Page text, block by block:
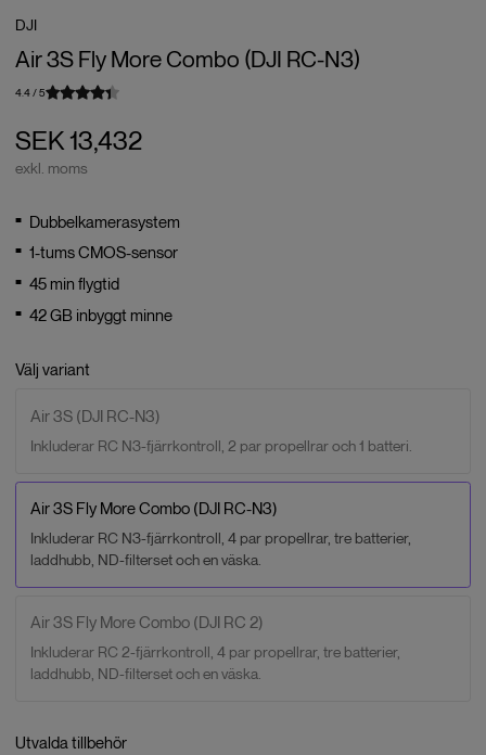
DJI
Air 3S Fly More Combo (DJI RC-N3)
4.4/5
SEK 13,432
exkl. moms
Dubbelkamerasystem
1-tums CMOS-sensor
45 min flygtid
42 GB inbyggt minne
Välj variant
Air 3S (DJI RC-N3)
Inkluderar RC N3-fjärrkontroll, 2 par propellrar och 1 batteri.
Air 3S Fly More Combo (DJI RC-N3)
Inkluderar RC N3-fjärrkontroll, 4 par propellrar, tre batterier,
laddhubb, ND-filterset och en väska.
Air 3S Fly More Combo (DJI RC 2)
Inkluderar RC 2-fjärrkontroll, 4 par propellrar, tre batterier,
laddhubb, ND-filterset och en väska.
Utvalda tillbehör